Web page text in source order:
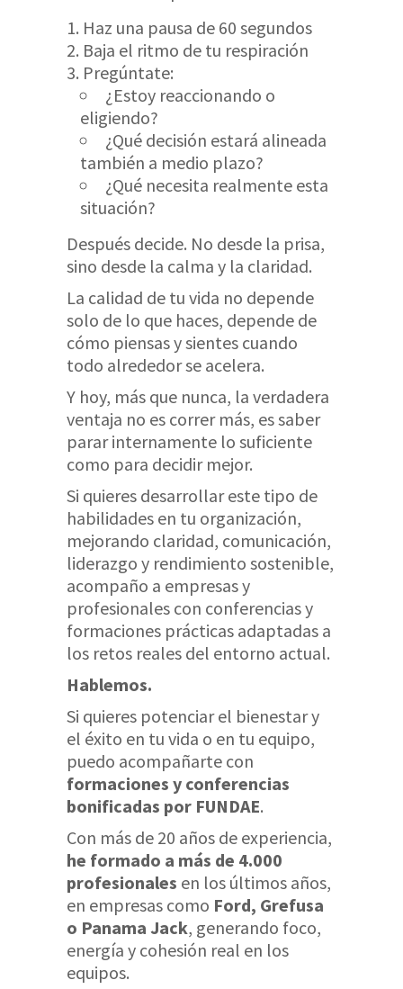
Haz una pausa de 60 segundos
Baja el ritmo de tu respiración
Pregúntate:
¿Estoy reaccionando o
eligiendo?
¿Qué decisión estará alineada
también a medio plazo?
¿Qué necesita realmente esta
situación?
Después decide. No desde la prisa,
sino desde la calma y la claridad.
La calidad de tu vida no depende
solo de lo que haces, depende de
cómo piensas y sientes cuando
todo alrededor se acelera.
Y hoy, más que nunca, la verdadera
ventaja no es correr más, es saber
parar internamente lo suficiente
como para decidir mejor.
Si quieres desarrollar este tipo de
habilidades en tu organización,
mejorando claridad, comunicación,
liderazgo y rendimiento sostenible,
acompaño a empresas y
profesionales con conferencias y
formaciones prácticas adaptadas a
los retos reales del entorno actual.
Hablemos.
Si quieres potenciar el bienestar y
el éxito en tu vida o en tu equipo,
puedo acompañarte con
formaciones y conferencias
bonificadas por FUNDAE.
Con más de 20 años de experiencia,
he formado a más de 4.000
profesionales en los últimos años,
en empresas como Ford, Grefusa
o Panama Jack, generando foco,
energía y cohesión real en los
equipos.